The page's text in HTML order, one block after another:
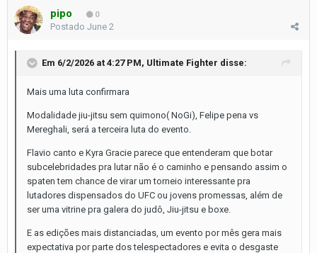
pipo 0
Postado June 2
Em 6/2/2026 at 4:27 PM, Ultimate Fighter disse:
Mais uma luta confirmara
Modalidade jiu-jitsu sem quimono( NoGi), Felipe pena vs
Mereghali, será a terceira luta do evento.
Flavio canto e Kyra Gracie parece que entenderam que botar
subcelebridades pra lutar não é o caminho e pensando assim o
spaten tem chance de virar um torneio interessante pra
lutadores dispensados do UFC ou jovens promessas, além de
ser uma vitrine pra galera do judô, Jiu-jitsu e boxe.
E as edições mais distanciadas, um evento por mês gera mais
expectativa por parte dos telespectadores e evita o desgaste